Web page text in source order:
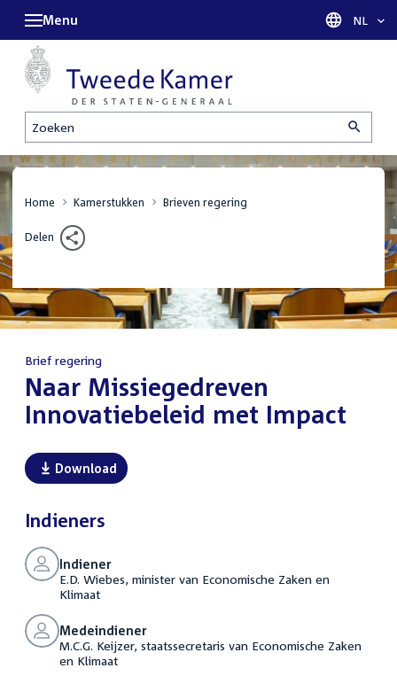
Zoeken
Menu Taal
NL
Home Kamerstukken Brieven regering
Delen
Brief regering
:Naar Missiegedreven
Innovatiebeleid met Impact
Download
Indieners
Indiener
E.D. Wiebes, minister van Economische Zaken en
Klimaat
Medeindiener
M.C.G. Keijzer, staatssecretaris van Economische Zaken
en Klimaat